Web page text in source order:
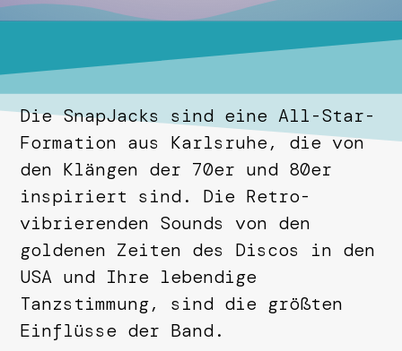
Die SnapJacks sind eine All-Star-
Formation aus Karlsruhe, die von
den Klängen der 70er und 80er
inspiriert sind. Die Retro-
vibrierenden Sounds von den
goldenen Zeiten des Discos in den
USA und Ihre lebendige
Tanzstimmung, sind die größten
Einflüsse der Band.